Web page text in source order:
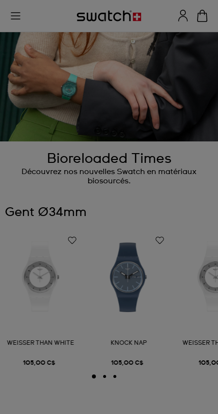
Bioreloaded Times
Découvrez nos nouvelles Swatch en matériaux
biosourcés.
Gent Ø34mm
WEISSER THAN WHITE
105,00 C$
KNOCK NAP
105,00 C$
WEISSER